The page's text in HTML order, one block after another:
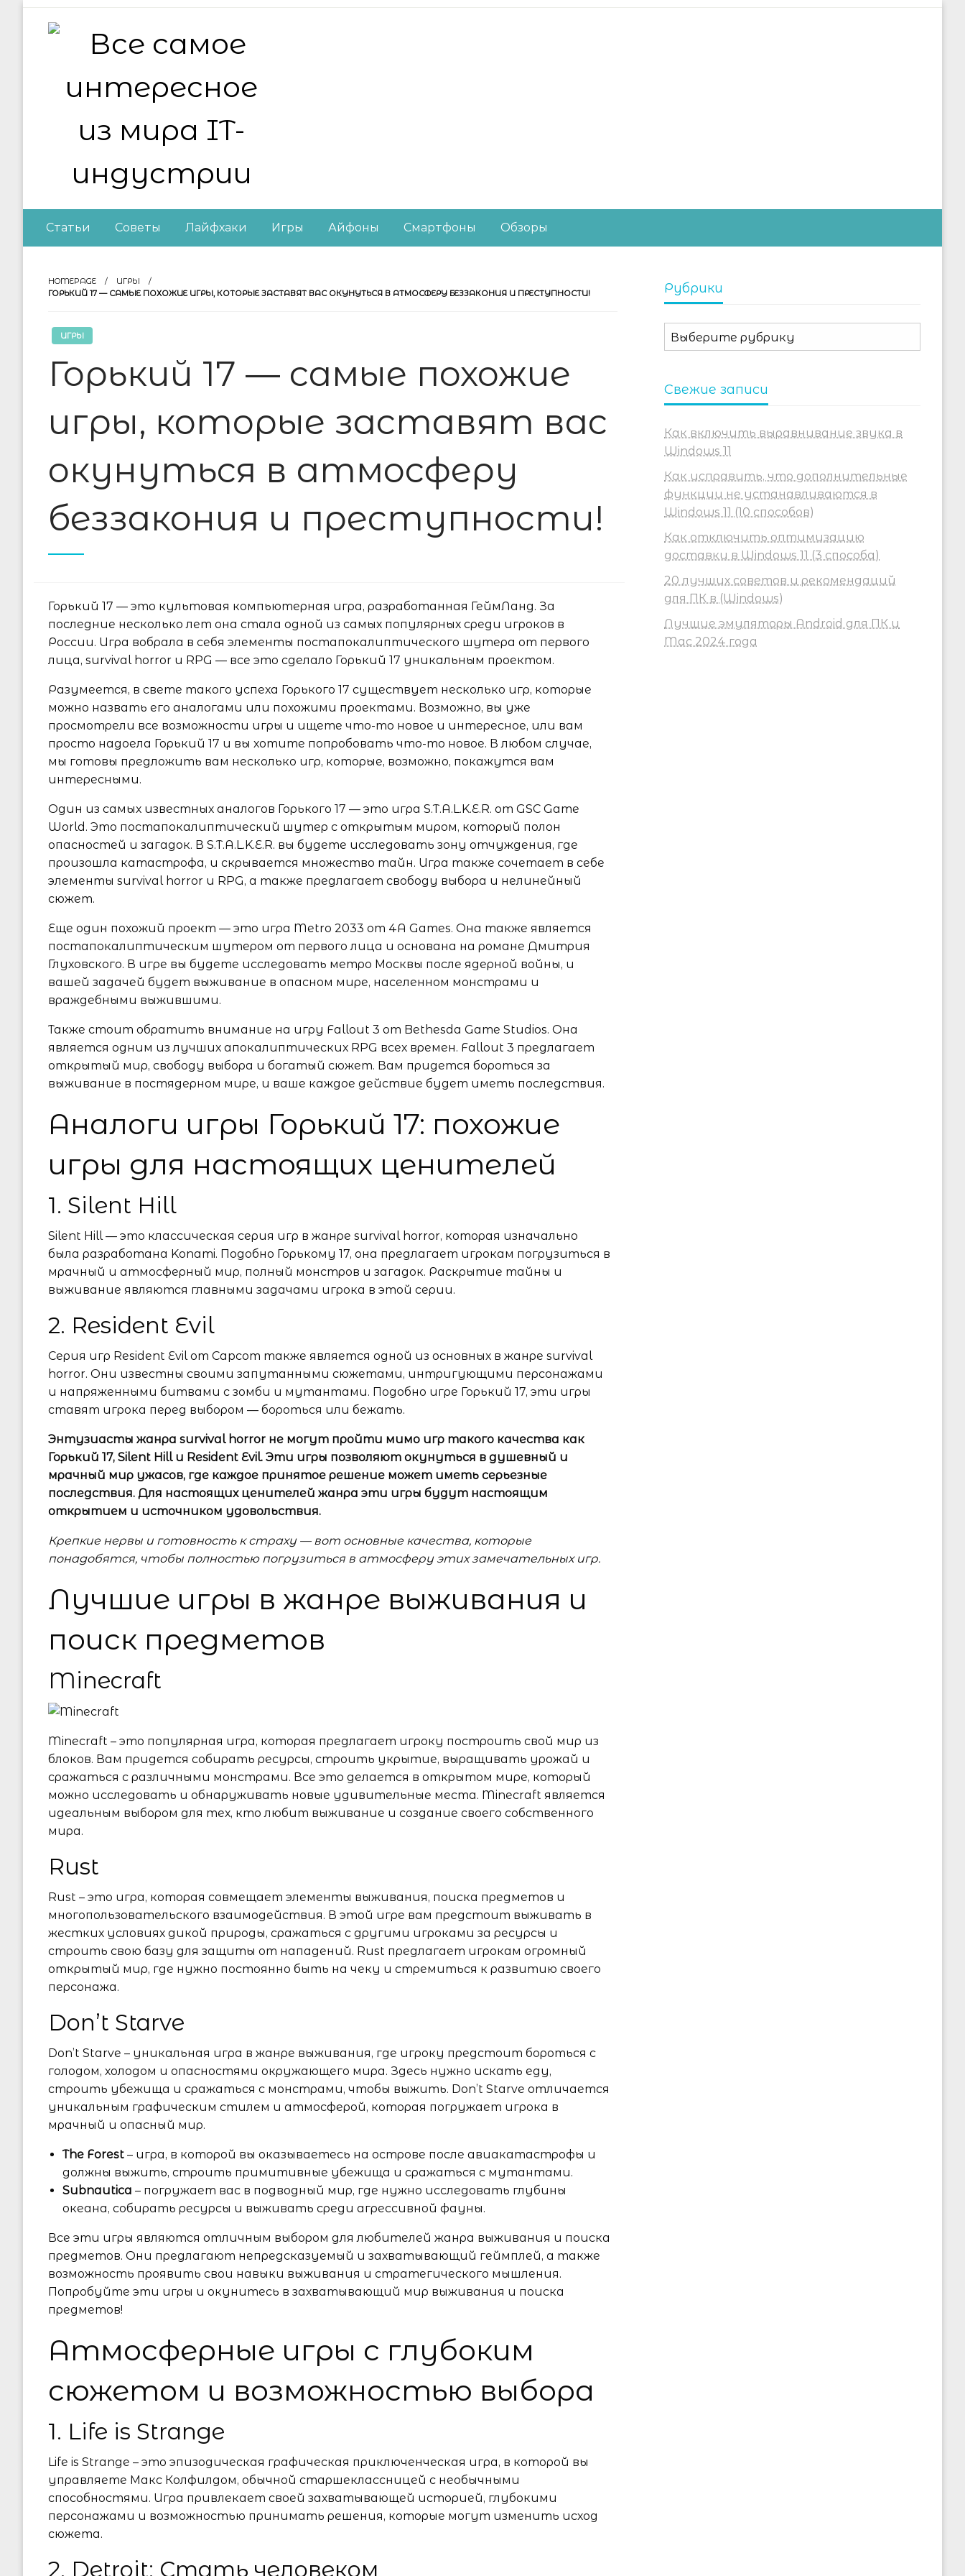
Skip
Все самое интересное из мира IT-индустрии
Статьи Советы Лайфхаки Игры Айфоны Смартфоны Обзоры
HOMEPAGE
ИГРЫ
ГОРЬКИЙ 17 — САМЫЕ ПОХОЖИЕ ИГРЫ, КОТОРЫЕ ЗАСТАВЯТ ВАС ОКУНУТЬСЯ В АТМОСФЕРУ БЕЗЗАКОНИЯ И ПРЕСТУПНОСТИ!
ИГРЫ
Горький 17 — самые похожие
игры, которые заставят вас
окунуться в атмосферу
беззакония и преступности!
Горький 17 — это культовая компьютерная игра, разработанная ГеймЛанд. За
последние несколько лет она стала одной из самых популярных среди игроков в
России. Игра вобрала в себя элементы постапокалиптического шутера от первого
лица, survival horror и RPG — все это сделало Горький 17 уникальным проектом.
Разумеется, в свете такого успеха Горького 17 существует несколько игр, которые
можно назвать его аналогами или похожими проектами. Возможно, вы уже
просмотрели все возможности игры и ищете что-то новое и интересное, или вам
просто надоела Горький 17 и вы хотите попробовать что-то новое. В любом случае,
мы готовы предложить вам несколько игр, которые, возможно, покажутся вам
интересными.
Один из самых известных аналогов Горького 17 — это игра S.T.A.L.K.E.R. от GSC Game
World. Это постапокалиптический шутер с открытым миром, который полон
опасностей и загадок. В S.T.A.L.K.E.R. вы будете исследовать зону отчуждения, где
произошла катастрофа, и скрывается множество тайн. Игра также сочетает в себе
элементы survival horror и RPG, а также предлагает свободу выбора и нелинейный
сюжет.
Еще один похожий проект — это игра Metro 2033 от 4A Games. Она также является
постапокалиптическим шутером от первого лица и основана на романе Дмитрия
Глуховского. В игре вы будете исследовать метро Москвы после ядерной войны, и
вашей задачей будет выживание в опасном мире, населенном монстрами и
враждебными выжившими.
Также стоит обратить внимание на игру Fallout 3 от Bethesda Game Studios. Она
является одним из лучших апокалиптических RPG всех времен. Fallout 3 предлагает
открытый мир, свободу выбора и богатый сюжет. Вам придется бороться за
выживание в постядерном мире, и ваше каждое действие будет иметь последствия.
Аналоги игры Горький 17: похожие
игры для настоящих ценителей
1. Silent Hill
Silent Hill — это классическая серия игр в жанре survival horror, которая изначально
была разработана Konami. Подобно Горькому 17, она предлагает игрокам погрузиться в
мрачный и атмосферный мир, полный монстров и загадок. Раскрытие тайны и
выживание являются главными задачами игрока в этой серии.
2. Resident Evil
Серия игр Resident Evil от Capcom также является одной из основных в жанре survival
horror. Они известны своими запутанными сюжетами, интригующими персонажами
и напряженными битвами с зомби и мутантами. Подобно игре Горький 17, эти игры
ставят игрока перед выбором — бороться или бежать.
Энтузиасты жанра survival horror не могут пройти мимо игр такого качества как
Горький 17, Silent Hill и Resident Evil. Эти игры позволяют окунуться в душевный и
мрачный мир ужасов, где каждое принятое решение может иметь серьезные
последствия. Для настоящих ценителей жанра эти игры будут настоящим
открытием и источником удовольствия.
Крепкие нервы и готовность к страху — вот основные качества, которые
понадобятся, чтобы полностью погрузиться в атмосферу этих замечательных игр.
Лучшие игры в жанре выживания и
поиск предметов
Minecraft
Minecraft – это популярная игра, которая предлагает игроку построить свой мир из
блоков. Вам придется собирать ресурсы, строить укрытие, выращивать урожай и
сражаться с различными монстрами. Все это делается в открытом мире, который
можно исследовать и обнаруживать новые удивительные места. Minecraft является
идеальным выбором для тех, кто любит выживание и создание своего собственного
мира.
Rust
Rust – это игра, которая совмещает элементы выживания, поиска предметов и
многопользовательского взаимодействия. В этой игре вам предстоит выживать в
жестких условиях дикой природы, сражаться с другими игроками за ресурсы и
строить свою базу для защиты от нападений. Rust предлагает игрокам огромный
открытый мир, где нужно постоянно быть на чеку и стремиться к развитию своего
персонажа.
Don’t Starve
Don’t Starve – уникальная игра в жанре выживания, где игроку предстоит бороться с
голодом, холодом и опасностями окружающего мира. Здесь нужно искать еду,
строить убежища и сражаться с монстрами, чтобы выжить. Don’t Starve отличается
уникальным графическим стилем и атмосферой, которая погружает игрока в
мрачный и опасный мир.
The Forest – игра, в которой вы оказываетесь на острове после авиакатастрофы и
должны выжить, строить примитивные убежища и сражаться с мутантами.
Subnautica – погружает вас в подводный мир, где нужно исследовать глубины
океана, собирать ресурсы и выживать среди агрессивной фауны.
Все эти игры являются отличным выбором для любителей жанра выживания и поиска
предметов. Они предлагают непредсказуемый и захватывающий геймплей, а также
возможность проявить свои навыки выживания и стратегического мышления.
Попробуйте эти игры и окунитесь в захватывающий мир выживания и поиска
предметов!
Атмосферные игры с глубоким
сюжетом и возможностью выбора
1. Life is Strange
Life is Strange – это эпизодическая графическая приключенческая игра, в которой вы
управляете Макс Колфилдом, обычной старшеклассницей с необычными
способностями. Игра привлекает своей захватывающей историей, глубокими
персонажами и возможностью принимать решения, которые могут изменить исход
сюжета.
2. Detroit: Стать человеком
Рубрики
Рубрики
Свежие записи
Как включить выравнивание звука в
Windows 11
Как исправить, что дополнительные
функции не устанавливаются в
Windows 11 (10 способов)
Как отключить оптимизацию
доставки в Windows 11 (3 способа)
20 лучших советов и рекомендаций
для ПК в (Windows)
Лучшие эмуляторы Android для ПК и
Mac 2024 года